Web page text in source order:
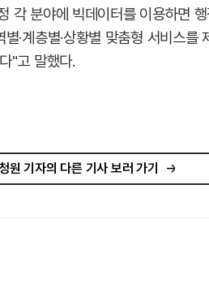
각 분야에 빅데이터를 이용하면
·계층별·상황별 맞춤형 서비스를
"고 말했다.
원 기자의 다른 기사 보러 가기